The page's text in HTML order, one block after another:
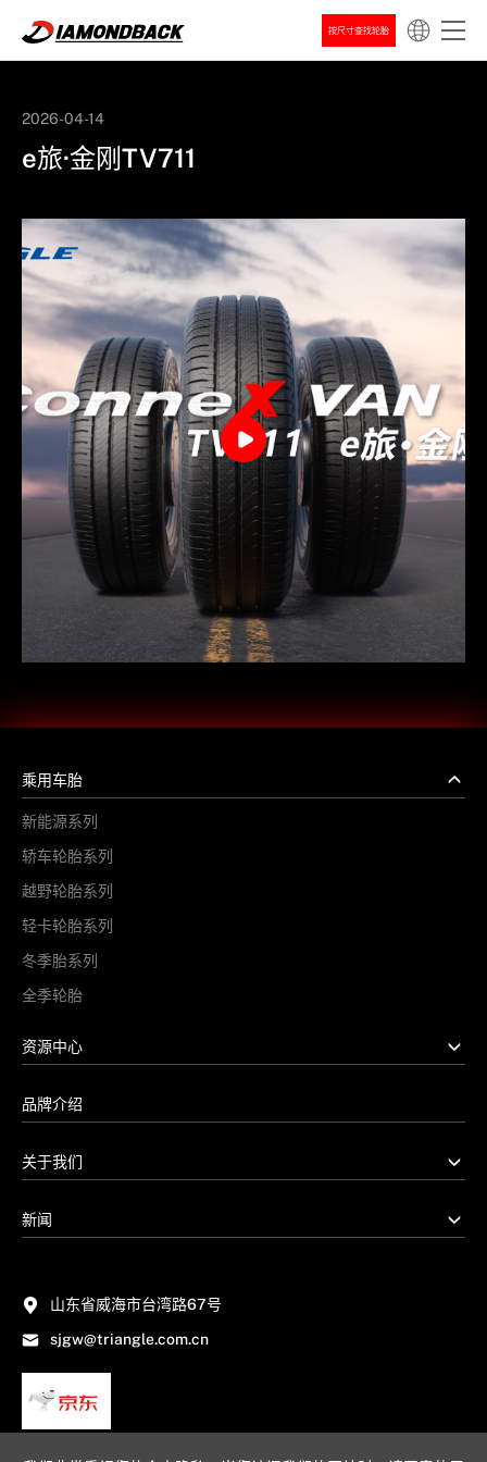
按尺寸查找轮胎
2026-04-14
e旅·金刚TV711
乘用车胎
新能源系列
轿车轮胎系列
越野轮胎系列
轻卡轮胎系列
冬季胎系列
全季轮胎
资源中心
品牌介绍
关于我们
新闻
山东省威海市台湾路67号
sjgw@triangle.com.cn